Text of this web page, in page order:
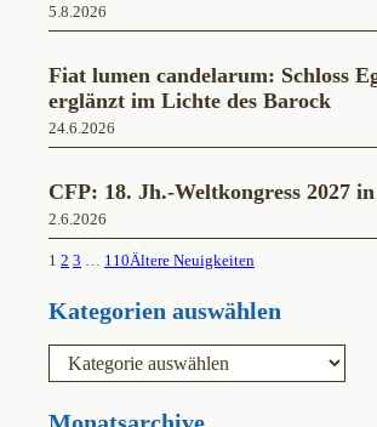
5.8.2026
Fiat lumen candelarum: Schloss
erglänzt im Lichte des Barock
24.6.2026
CFP: 18. Jh.-Weltkongress 2027 in
2.6.2026
1 2 3 … 110Ältere Neuigkeiten
Kategorien auswählen
e